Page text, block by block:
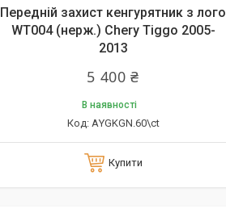
Передній захист кенгурятник з лого
WT004 (нерж.) Chery Tiggo 2005-
2013
5 400 ₴
В наявності
АYGKGN.60\ct
Купити